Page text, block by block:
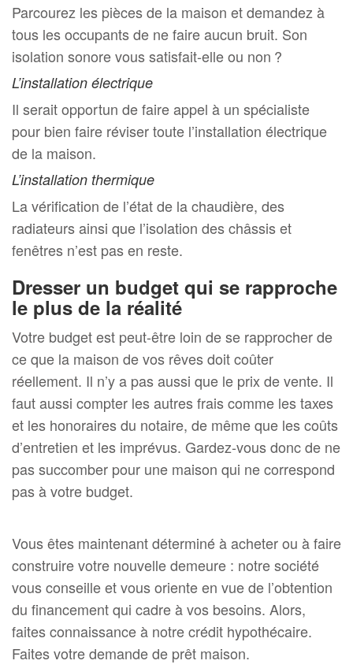
Parcourez les pièces de la maison et demandez à
tous les occupants de ne faire aucun bruit. Son
isolation sonore vous satisfait-elle ou non ?
L’installation électrique
Il serait opportun de faire appel à un spécialiste
pour bien faire réviser toute l’installation électrique
de la maison.
L’installation thermique
La vérification de l’état de la chaudière, des
radiateurs ainsi que l’isolation des châssis et
fenêtres n’est pas en reste.
Dresser un budget qui se rapproche
le plus de la réalité
Votre budget est peut-être loin de se rapprocher de
ce que la maison de vos rêves doit coûter
réellement. Il n’y a pas aussi que le prix de vente. Il
faut aussi compter les autres frais comme les taxes
et les honoraires du notaire, de même que les coûts
d’entretien et les imprévus. Gardez-vous donc de ne
pas succomber pour une maison qui ne correspond
pas à votre budget.
Vous êtes maintenant déterminé à acheter ou à faire
construire votre nouvelle demeure : notre société
vous conseille et vous oriente en vue de l’obtention
du financement qui cadre à vos besoins. Alors,
faites connaissance à notre crédit hypothécaire.
Faites votre demande de prêt maison.